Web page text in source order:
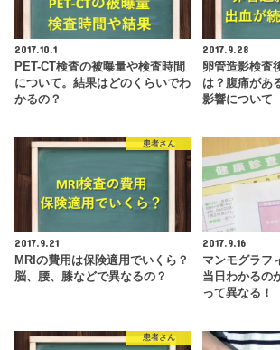
2017.10.1
PET-CT検査の被曝量や検査時間
について。結果はどのくらいでわ
かるの？
2017.9.28
卵管造影検査
は？腹痛があ
影響について
患者さん
2017.9.21
MRIの費用は保険適用でいくら？
脳、腰、膝などで異なるの？
2017.9.16
マンモグラフ
当日わかるの
って異なる！
患者さん